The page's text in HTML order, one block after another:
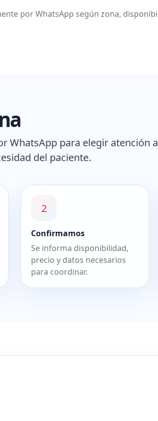
por WhatsApp según zona,
WhatsApp para elegir atención
del paciente.
2
Confirmamos
Se informa disponibilidad,
precio y datos necesarios
para coordinar.